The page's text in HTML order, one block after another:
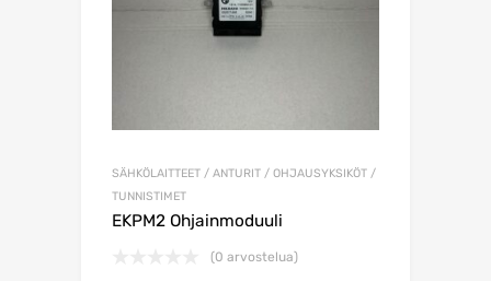
SÄHKÖLAITTEET / ANTURIT / OHJAUSYKSIKÖT /
TUNNISTIMET
EKPM2 Ohjainmoduuli
(0 arvostelua)